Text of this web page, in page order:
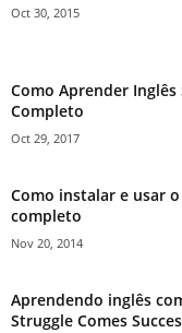
Oct 30, 2015
Como Aprender
Completo
Oct 29, 2017
Como instalar e usar
completo
Nov 20, 2014
Aprendendo inglês
Struggle Comes